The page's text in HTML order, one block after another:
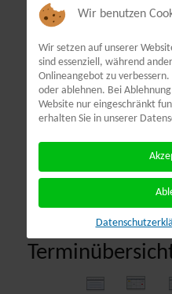
Wir benutzen
Wir setzen auf unserer
sind essenziell, während
Onlineangebot zu
oder ablehnen. Bei
Website nur eingeschränkt
erhalten Sie in unserer